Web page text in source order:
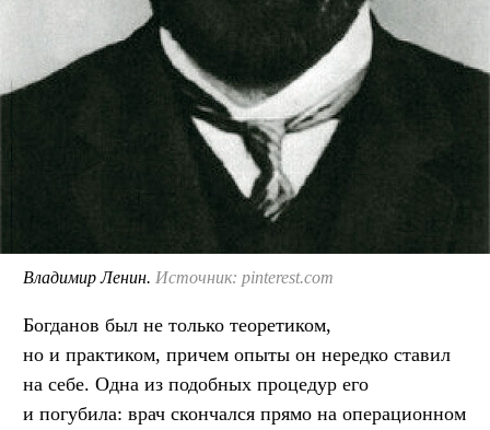
Владимир Ленин. Источник: pinterest.com
Богданов был не только теоретиком,
но и практиком, причем опыты он нередко ставил
на себе. Одна из подобных процедур его
и погубила: врач скончался прямо на операционном